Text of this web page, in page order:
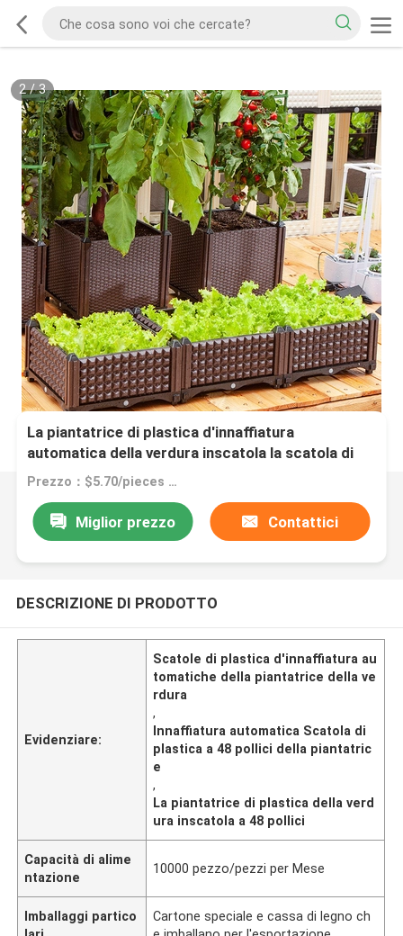
2/3
La piantatrice di plastica d'innaffiatura
automatica della verdura inscatola la scatola di
plastica a 48 pollici della piantatrice
Prezzo：$5.70/pieces 1-199 pieces
Miglior prezzo Contattici
DESCRIZIONE DI PRODOTTO
Evidenziare:
Scatole di plastica d'innaffiatura au
tomatiche della piantatrice della ve
rdura
,
Innaffiatura automatica Scatola di
plastica a 48 pollici della piantatric
e
,
La piantatrice di plastica della verd
ura inscatola a 48 pollici
Capacità di alime
ntazione
10000 pezzo/pezzi per Mese
Imballaggi partico
Cartone speciale e cassa di legno ch